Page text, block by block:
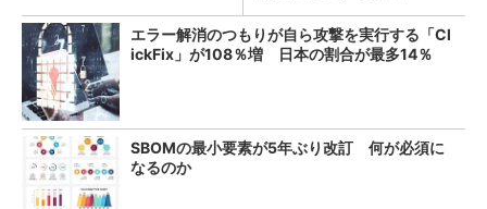
エラー解消のつもりが自ら攻撃を実行する「Cl
ickFix」が108％増 日本の割合が最多14％
SBOMの最小要素が5年ぶり改訂 何が必須に
なるのか